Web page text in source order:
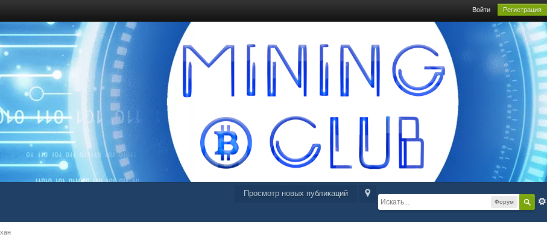
Войти Регистрация
Форум
Просмотр новых публикаций